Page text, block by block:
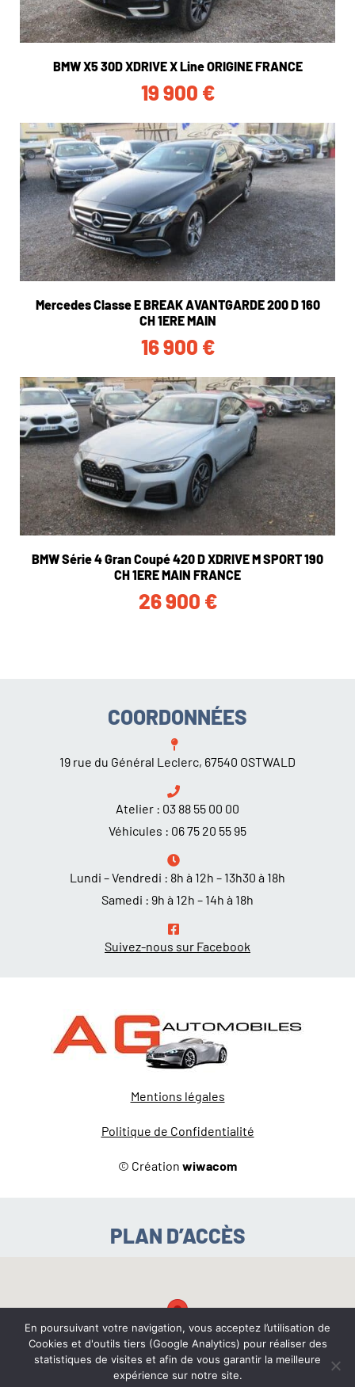
BMW X5 30D XDRIVE X Line ORIGINE FRANCE
19 900 €
Mercedes Classe E BREAK AVANTGARDE 200 D 160
CH 1ERE MAIN
16 900 €
BMW Série 4 Gran Coupé 420 D XDRIVE M SPORT 190
CH 1ERE MAIN FRANCE
26 900 €
COORDONNÉES
19 rue du Général Leclerc, 67540 OSTWALD
Atelier : 03 88 55 00 00
Véhicules : 06 75 20 55 95
Lundi – Vendredi : 8h à 12h – 13h30 à 18h
Samedi : 9h à 12h – 14h à 18h
Suivez-nous sur Facebook
Mentions légales
Politique de Confidentialité
© Création wiwacom
PLAN D’ACCÈS
En poursuivant votre navigation, vous acceptez l’utilisation de
Cookies et d'outils tiers (Google Analytics) pour réaliser des
statistiques de visites et afin de vous garantir la meilleure
expérience sur notre site.